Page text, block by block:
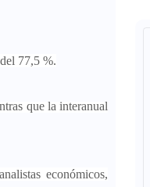
77,5 %.
que la interanual
económicos,